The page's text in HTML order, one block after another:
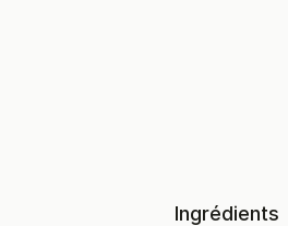
Ingrédients